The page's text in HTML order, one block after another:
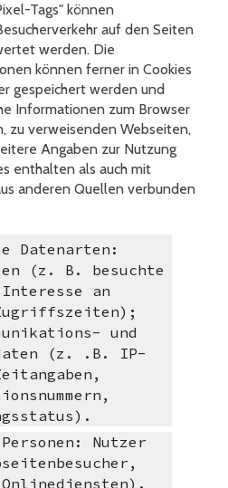
Tags" können
auf den Seiten
werden. Die
können ferner in Cookies
gespeichert werden und
Informationen zum Browser
zu verweisenden Webseiten,
Angaben zur Nutzung
enthalten als auch mit
anderen Quellen verbunden
Datenarten:
(z. B. besuchte
an
und
(z. .B. IP-
Nutzer